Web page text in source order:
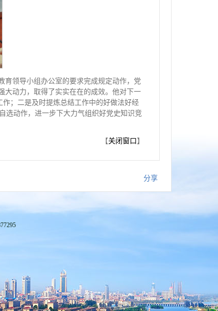
育领导小组办公室的要求完成规定动作，党
大动力，取得了实实在在的成效。他对下一
；二是及时提炼总结工作中的好做法好经
选动作，进一步下大力气组织好党史知识竞
【关闭窗口 】
分享